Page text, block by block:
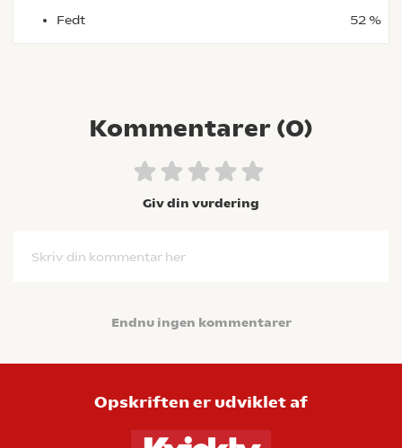
Fedt
52 %
Kommentarer (0)
Giv din vurdering
Skriv din kommentar her
Endnu ingen kommentarer
Opskriften er udviklet af